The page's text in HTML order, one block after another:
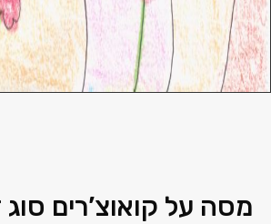
מסה על קואוצ’רים סוג